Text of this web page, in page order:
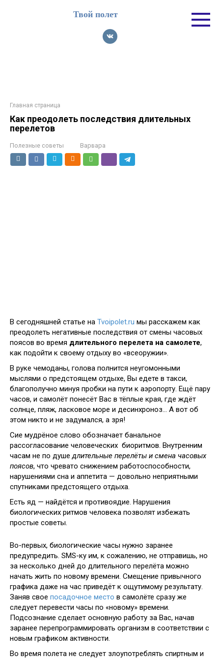
Твой полет
Главная страница
Как преодолеть последствия длительных
перелетов
Полезные советы Варвара
В сегодняшней статье на Tvoipolet.ru мы расскажем как
преодолеть негативные последствия от смены часовых
поясов во время длительного перелета на самолете,
как подойти к своему отдыху во «всеоружии».
В руке чемоданы, голова полнится неугомонными
мыслями о предстоящем отдыхе, Вы едете в такси,
благополучно минуя пробки на пути к аэропорту. Ещё пару
часов, и самолёт понесёт Вас в тёплые края, где ждёт
солнце, пляж, ласковое море и десинхроноз… А вот об
этом никто и не задумался, а зря!
Сие мудрёное слово обозначает банальное
рассогласование человеческих биоритмов. Внутренним
часам не по душедлительные перелёты и смена часовых
поясов, что чревато снижением работоспособности,
нарушениями сна и аппетита — довольно неприятными
спутниками предстоящего отдыха.
Есть яд — найдётся и противоядие. Нарушения
биологических ритмов человека позволят избежать
простые советы.
Во-первых, биологические часы нужно заранее
предупредить. SMS-ку им, к сожалению, не отправишь, но
за несколько дней до длительного перелёта можно
начать жить по новому времени. Смещение привычного
графика даже на час приведёт к ощутимому результату.
Заняв свое посадочное место в самолёте сразу же
следует перевести часы по «новому» времени.
Подсознание сделает основную работу за Вас, начав
заранее перепрограммировать организм в соответствии с
новым графиком активности.
Во время полета не следует злоупотреблять спиртным и